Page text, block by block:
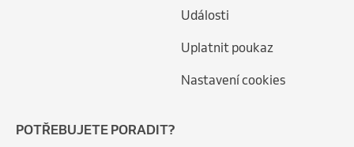
Události
Uplatnit poukaz
Nastavení cookies
POTŘEBUJETE PORADIT?